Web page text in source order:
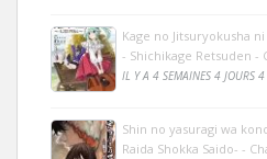
Kage no Jitsuryokusha
- Shichikage Retsuden -
IL Y A 4 SEMAINES 4 JOURS 4
Shin no yasuragi wa
Raida Shokka Saido- -